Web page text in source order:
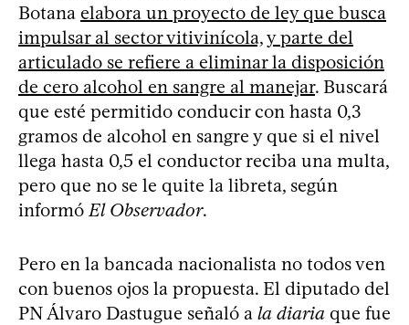
Botana elabora un proyecto de ley que busca
impulsar al sector vitivinícola, y parte del
articulado se refiere a eliminar la disposición
de cero alcohol en sangre al manejar. Buscará
que esté permitido conducir con hasta 0,3
gramos de alcohol en sangre y que si el nivel
llega hasta 0,5 el conductor reciba una multa,
pero que no se le quite la libreta, según
informó El Observador.
Pero en la bancada nacionalista no todos ven
con buenos ojos la propuesta. El diputado del
PN Álvaro Dastugue señaló a la diaria que fue